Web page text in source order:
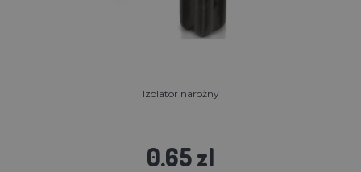
Izolator narożny
0.65 zl